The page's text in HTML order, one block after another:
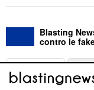
Blasting
contro le
ABOUT